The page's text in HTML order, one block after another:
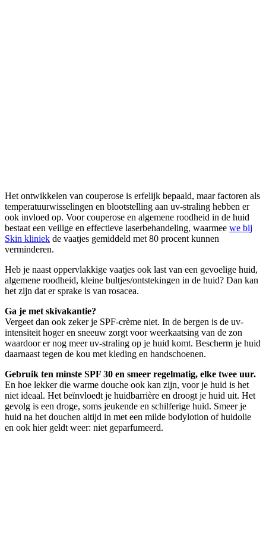
Het ontwikkelen van couperose is erfelijk bepaald, maar factoren als
temperatuurwisselingen en blootstelling aan uv-straling hebben er
ook invloed op. Voor couperose en algemene roodheid in de huid
bestaat een veilige en effectieve laserbehandeling, waarmee we bij
Skin kliniek de vaatjes gemiddeld met 80 procent kunnen
verminderen.
Heb je naast oppervlakkige vaatjes ook last van een gevoelige huid,
algemene roodheid, kleine bultjes/ontstekingen in de huid? Dan kan
het zijn dat er sprake is van rosacea.
Ga je met skivakantie?
Vergeet dan ook zeker je SPF-crème niet. In de bergen is de uv-
intensiteit hoger en sneeuw zorgt voor weerkaatsing van de zon
waardoor er nog meer uv-straling op je huid komt. Bescherm je huid
daarnaast tegen de kou met kleding en handschoenen.
Gebruik ten minste SPF 30 en smeer regelmatig, elke twee uur.
En hoe lekker die warme douche ook kan zijn, voor je huid is het
niet ideaal. Het beïnvloedt je huidbarrière en droogt je huid uit. Het
gevolg is een droge, soms jeukende en schilferige huid. Smeer je
huid na het douchen altijd in met een milde bodylotion of huidolie
en ook hier geldt weer: niet geparfumeerd.